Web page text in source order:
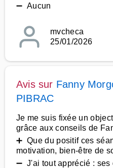
➖ Aucun
mvcheca
25/01/2026
Avis sur Fanny
PIBRAC
Je me suis fixée un
grâce aux conseils de
➕ Que du positif ces
motivation, bien-être de
➖ J'ai tout apprécié :